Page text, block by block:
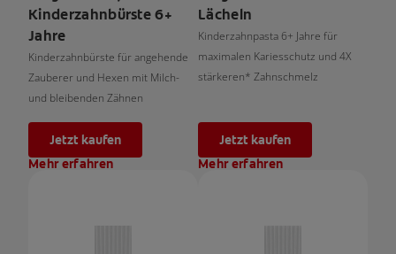
Kinderzahnbürste 6+
Jahre
Kinderzahnbürste für angehende
Zauberer und Hexen mit Milch-
und bleibenden Zähnen
Jetzt kaufen
Mehr erfahren
Lächeln
Kinderzahnpasta 6+ Jahre für
maximalen Kariesschutz und 4X
stärkeren* Zahnschmelz
Jetzt kaufen
Mehr erfahren